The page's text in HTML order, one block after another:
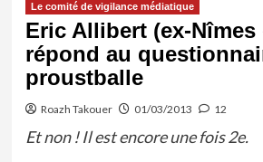
Le comité de vigilance médiatique
Eric Allibert (ex-Nîmes
répond au
proustballe
Roazh Takouer 01/03/2013 12
Et non ! Il est encore une fois 2e.